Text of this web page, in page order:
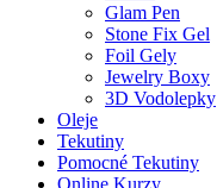
Glam Pen
Stone Fix Gel
Foil Gely
Jewelry Boxy
3D Vodolepky
Oleje
Tekutiny
Pomocné Tekutiny
Online Kurzy